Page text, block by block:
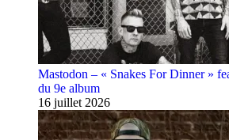
Mastodon – « Snakes For Dinner »
du 9e album
16 juillet 2026